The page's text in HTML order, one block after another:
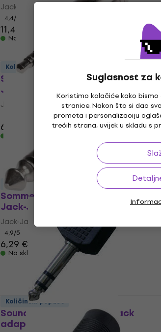
Suglasnost za
Koristimo kolačiće kako
stranice. Nakon što si dao
prometa i personalizaciju
trećih strana, uvijek u skladu s
Jack-Jack adapter
4,4/5
11,40 €
Na skladištu
Sommer Cable HI-JS3JS6-MF
Jack-Jack adapter
Jack-Jack adapter
6,29 €
Količinski popust
Sommer Cable HI-JS6JS3-MF
Jack-Jack adapter
Jack-Jack adapter
4,9/5
6,29 €
Na skladištu
Količinski popust
Soundking CC347 Jack-Jack
adapter
Količinski popust